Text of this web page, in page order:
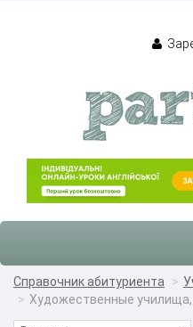
Справочник абитуриента
Художественные училища,